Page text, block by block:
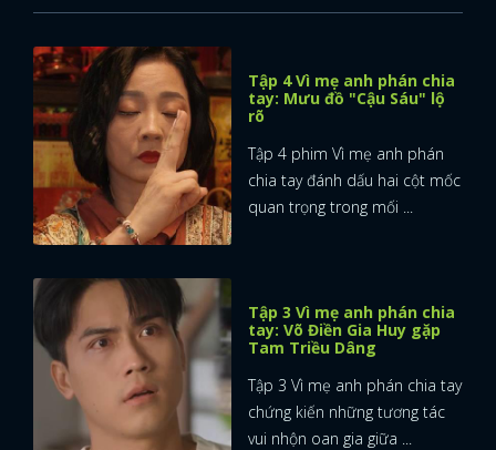
Tập 4 Vì mẹ anh phán chia
tay: Mưu đồ "Cậu Sáu" lộ
rõ
Tập 4 phim Vì mẹ anh phán
chia tay đánh dấu hai cột mốc
quan trọng trong mối ...
Tập 3 Vì mẹ anh phán chia
tay: Võ Điền Gia Huy gặp
Tam Triều Dâng
Tập 3 Vì mẹ anh phán chia tay
chứng kiến những tương tác
vui nhộn oan gia giữa ...